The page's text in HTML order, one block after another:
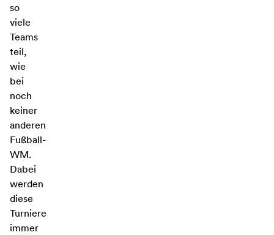
so
viele
Teams
teil,
wie
bei
noch
keiner
anderen
Fußball-
WM.
Dabei
werden
diese
Turniere
immer